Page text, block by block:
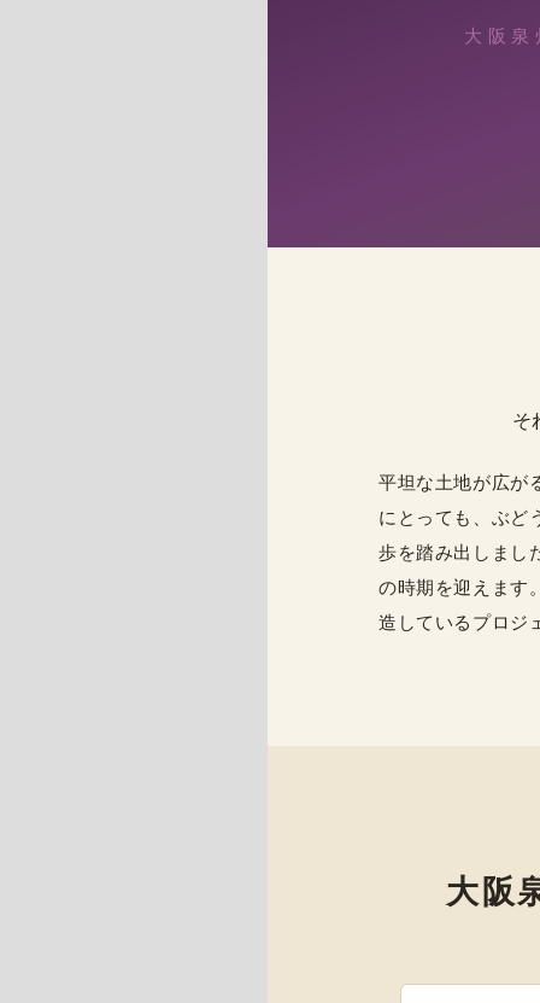
大阪
そ
平坦な土地が広が
にとっても、ぶど
歩を踏み出しまし
の時期を迎えます
造しているプロジ
大阪